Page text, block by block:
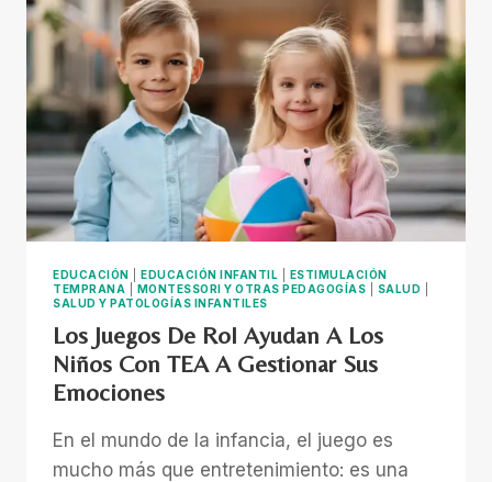
EDUCACIÓN EDUCACIÓN INFANTIL
ESTIMULACIÓN
TEMPRANA
MONTESSORI Y OTRAS PEDAGOGÍAS SALUD
SALUD Y PATOLOGÍAS INFANTILES
Los Juegos De Rol Ayudan A Los
Niños Con TEA A Gestionar Sus
Emociones
En el mundo de la infancia, el juego es
mucho más que entretenimiento: es una